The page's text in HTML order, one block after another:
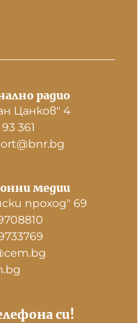
радио
Цанков" 4
361
си!
медии
проход" 69